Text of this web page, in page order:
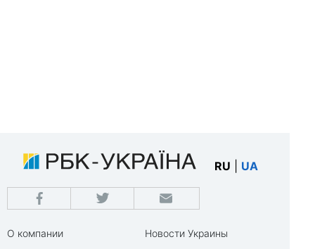
RU UA
О компании
Новости Украины